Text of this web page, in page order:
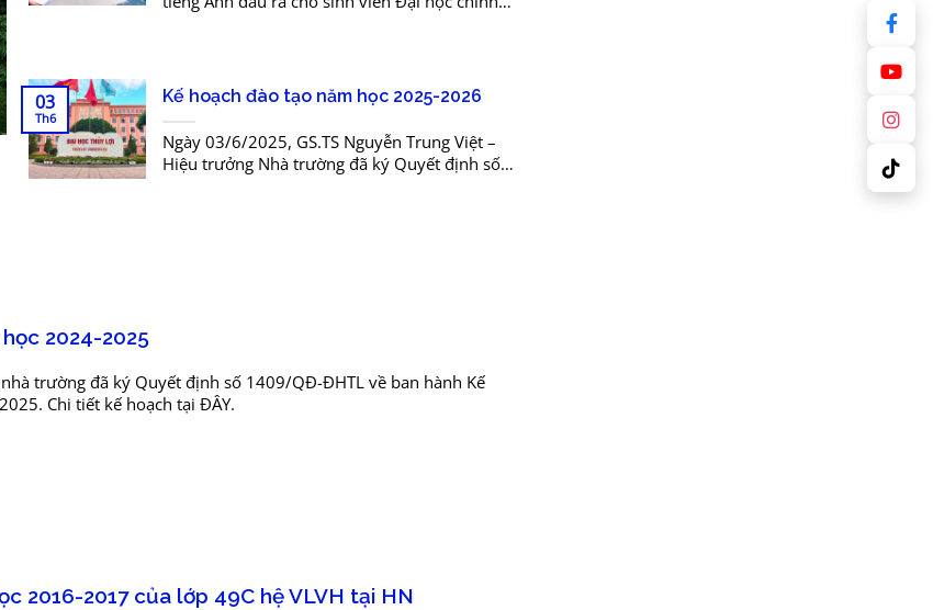
Kế hoạch đào tạo năm học 2025-2026
Ngày 03/6/2025, GS.TS Nguyễn Trung Việt –
Hiệu trưởng Nhà trường đã ký Quyết định số
03
Th6
2024-2025
trường đã ký Quyết định số 1409/QĐ-ĐHTL về ban hành Kế
Chi tiết kế hoạch tại ĐÂY.
2016-2017 của lớp 49C hệ VLVH tại HN